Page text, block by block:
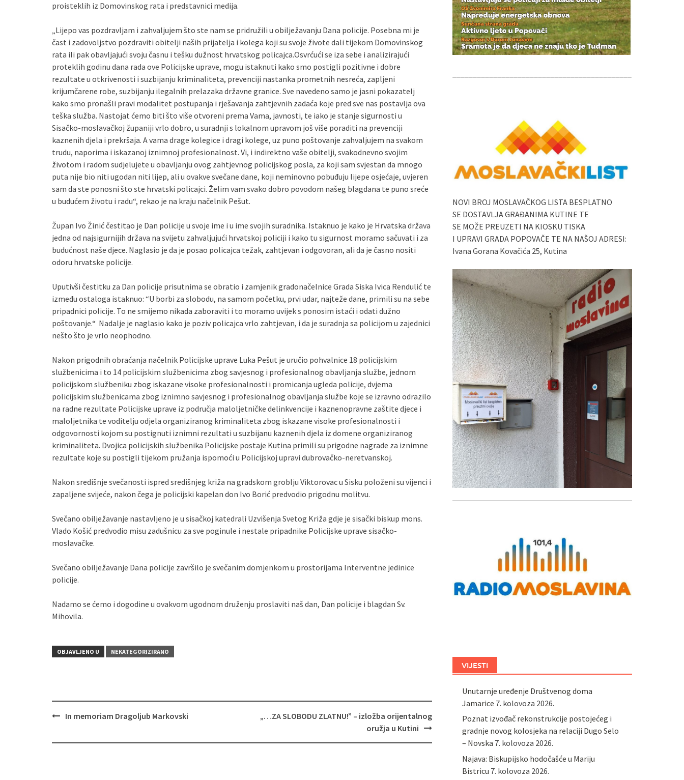
proisteklih iz Domovinskog rata i predstavnici medija.
„Lijepo vas pozdravljam i zahvaljujem što ste nam se pridružili u obilježavanju Dana policije. Posebna mi je
čast i zadovoljstvo pozdraviti obitelji naših prijatelja i kolega koji su svoje živote dali tijekom Domovinskog
rata ili pak obavljajući svoju časnu i tešku dužnost hrvatskog policajca.Osvrćući se iza sebe i analizirajući
proteklih godinu dana rada ove Policijske uprave, mogu istaknuti kako smo postigli pozitivne i dobre
rezultate u otkrivenosti i suzbijanju kriminaliteta, prevenciji nastanka prometnih nesreća, zapljeni
krijumčarene robe, suzbijanju ilegalnih prelazaka državne granice. Sve navedeno samo je jasni pokazatelj
kako smo pronašli pravi modalitet postupanja i rješavanja zahtjevnih zadaća koje pred sve nas postavlja ova
teška služba. Nastojat ćemo biti što više otvoreni prema Vama, javnosti, te iako je stanje sigurnosti u
Sisačko-moslavačkoj županiji vrlo dobro, u suradnji s lokalnom upravom još više poraditi na prevenciji
kaznenih djela i prekršaja. A vama drage kolegice i dragi kolege, uz puno poštovanje zahvaljujem na svakom
trudu, naporima i iskazanoj iznimnoj profesionalnost. Vi, i indirektno vaše obitelji, svakodnevno svojim
životom i radom sudjelujete u obavljanju ovog zahtjevnog policijskog posla, za koji sam svjestan da mnogo
puta nije bio niti ugodan niti lijep, ali u ovakve svečane dane, koji neminovno pobuđuju lijepe osjećaje, uvjeren
sam da ste ponosni što ste hrvatski policajci. Želim vam svako dobro povodom našeg blagdana te puno sreće
u budućem životu i radu“, rekao je na kraju načelnik Pešut.
Župan Ivo Žinić čestitao je Dan policije u svoje ime i u ime svojih suradnika. Istaknuo je kako je Hrvatska država
jedna od najsigurnijih država na svijetu zahvaljujući hrvatskoj policiji i kako tu sigurnost moramo sačuvati i za
budućnost naše djece. Naglasio je da je posao policajca težak, zahtjevan i odgovoran, ali da je časno nositi
odoru hrvatske policije.
Uputivši čestitku za Dan policije prisutnima se obratio i zamjenik gradonačelnice Grada Siska Ivica Rendulić te
između ostaloga istaknuo: “U borbi za slobodu, na samom početku, prvi udar, najteže dane, primili su na sebe
pripadnici policije. To ne smijemo nikada zaboraviti i to moramo uvijek s ponosim istaći i odati dužno
poštovanje.“ Nadalje je naglasio kako je poziv policajca vrlo zahtjevan, i da je suradnja sa policijom u zajednici
nešto što je vrlo neophodno.
Nakon prigodnih obraćanja načelnik Policijske uprave Luka Pešut je uručio pohvalnice 18 policijskim
službenicima i to 14 policijskim službenicima zbog savjesnog i profesionalnog obavljanja službe, jednom
policijskom službeniku zbog iskazane visoke profesionalnosti i promicanja ugleda policije, dvjema
policijskim službenicama zbog iznimno savjesnog i profesionalnog obavljanja službe koje se izravno odrazilo
na radne rezultate Policijske uprave iz područja maloljetničke delinkvencije i kaznenopravne zaštite djece i
maloljetnika te voditelju odjela organiziranog kriminaliteta zbog iskazane visoke profesionalnosti i
odgovornosti kojom su postignuti iznimni rezultati u suzbijanu kaznenih djela iz domene organiziranog
kriminaliteta. Dvojica policijskih službenika Policijske postaje Kutina primili su prigodne nagrade za iznimne
rezultate koje su postigli tijekom pružanja ispomoći u Policijskoj upravi dubrovačko-neretvanskoj.
Nakon središnje svečanosti ispred središnjeg križa na gradskom groblju Viktorovac u Sisku položeni su vijenci i
zapaljene svijeće, nakon čega je policijski kapelan don Ivo Borić predvodio prigodnu molitvu.
Svečano obilježavanje nastavljeno je u sisačkoj katedrali Uzvišenja Svetog Križa gdje je sisački biskup mons.
Vlado Košić predvodio misu zadušnicu za sve poginule i nestale pripadnike Policijske uprave sisačko-
moslavačke.
Svečano obilježavanje Dana policije završilo je svečanim domjenkom u prostorijama Interventne jedinice
policije.
Nadamo se ćemo i dogodine u ovakvom ugodnom druženju proslaviti naš dan, Dan policije i blagdan Sv.
Mihovila.
OBJAVLJENO U NEKATEGORIZIRANO
In memoriam Dragoljub Markovski
„…ZA SLOBODU ZLATNU!” – izložba orijentalnog
oružja u Kutini
NOVI BROJ MOSLAVAČKOG LISTA BESPLATNO
SE DOSTAVLJA GRAĐANIMA KUTINE TE
SE MOŽE PREUZETI NA KIOSKU TISKA
I UPRAVI GRADA POPOVAČE TE NA NAŠOJ ADRESI:
Ivana Gorana Kovačića 25, Kutina
VIJESTI
Unutarnje uređenje Društvenog doma
Jamarice 7. kolovoza 2026.
Poznat izvođač rekonstrukcije postojećeg i
gradnje novog kolosjeka na relaciji Dugo Selo
– Novska 7. kolovoza 2026.
Najava: Biskupijsko hodočašće u Mariju
Bistricu 7. kolovoza 2026.